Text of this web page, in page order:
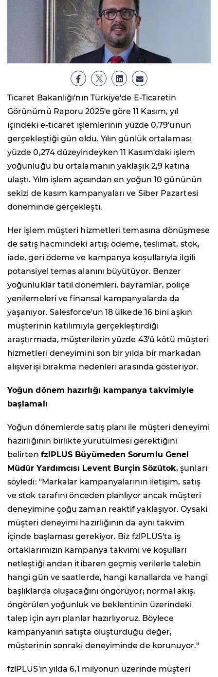
Ticaret Bakanlığı'nın Türkiye'de E-Ticaretin
Görünümü Raporu 2025'e göre 11 Kasım, yıl
içindeki e-ticaret işlemlerinin yüzde 0,79'unun
gerçekleştiği gün oldu. Yılın günlük ortalaması
yüzde 0,274 düzeyindeyken 11 Kasım'daki işlem
yoğunluğu bu ortalamanın yaklaşık 2,9 katına
ulaştı. Yılın işlem açısından en yoğun 10 gününün
sekizi de kasım kampanyaları ve Siber Pazartesi
döneminde gerçekleşti.
Her işlem müşteri hizmetleri temasına dönüşmese
de satış hacmindeki artış; ödeme, teslimat, stok,
iade, geri ödeme ve kampanya koşullarıyla ilgili
potansiyel temas alanını büyütüyor. Benzer
yoğunluklar tatil dönemleri, bayramlar, poliçe
yenilemeleri ve finansal kampanyalarda da
yaşanıyor. Salesforce'un 18 ülkede 16 bini aşkın
müşterinin katılımıyla gerçekleştirdiği
araştırmada, müşterilerin yüzde 43'ü kötü müşteri
hizmetleri deneyimini son bir yılda bir markadan
alışverişi bırakma nedenleri arasında gösteriyor.
Yoğun dönem hazırlığı kampanya takvimiyle
başlamalı
Yoğun dönemlerde satış planı ile müşteri deneyimi
hazırlığının birlikte yürütülmesi gerektiğini
belirten fzlPLUS Büyümeden Sorumlu Genel
Müdür Yardımcısı Levent Burçin Sözütok, şunları
söyledi: "Markalar kampanyalarının iletişim, satış
ve stok tarafını önceden planlıyor ancak müşteri
deneyimine çoğu zaman reaktif yaklaşıyor. Oysaki
müşteri deneyimi hazırlığının da aynı takvim
içinde başlaması gerekiyor. Biz fzlPLUS'ta iş
ortaklarımızın kampanya takvimi ve koşulları
netleştiği andan itibaren geçmiş verilerle talebin
hangi gün ve saatlerde, hangi kanallarda ve hangi
başlıklarda oluşacağını öngörüyor; normal akış,
öngörülen yoğunluk ve beklentinin üzerindeki
talep için ayrı planlar hazırlıyoruz. Böylece
kampanyanın satışta oluşturduğu değer,
müşterinin sonraki deneyiminde de korunuyor."
fzlPLUS'ın yılda 6,1 milyonun üzerinde müşteri